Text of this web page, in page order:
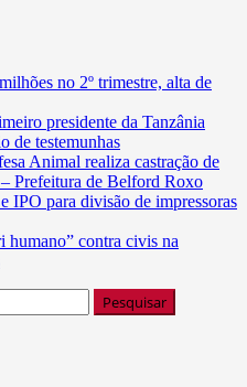
no 2º trimestre, alta de
presidente da Tanzânia
de testemunhas
Animal realiza castração de
Prefeitura de Belford Roxo
IPO para divisão de impressoras
humano” contra civis na